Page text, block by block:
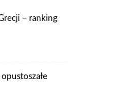
– ranking